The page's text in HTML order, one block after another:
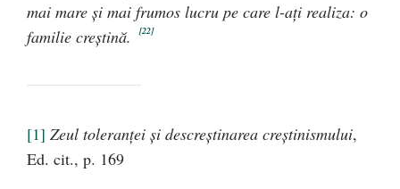
mai mare şi mai frumos lucru pe care l-aţi realiza: o
familie creştină.
[22]
[1] Zeul toleranţei şi descreştinarea creştinismului,
Ed. cit., p. 169